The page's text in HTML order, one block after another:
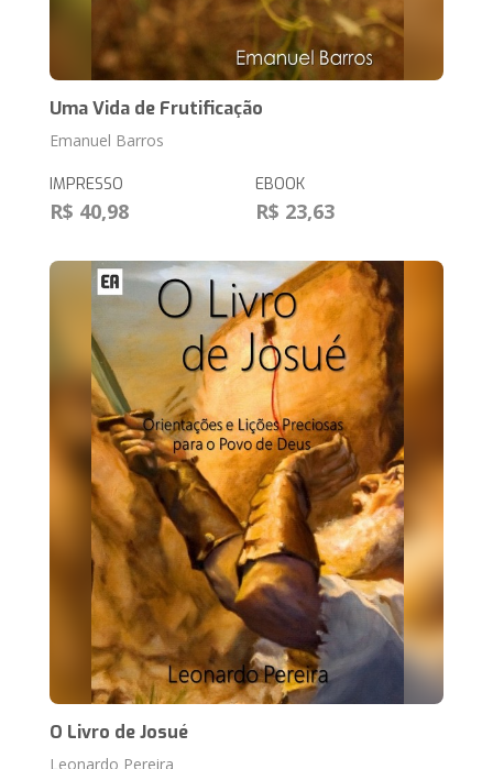
Uma Vida de Frutificação
Emanuel Barros
IMPRESSO
R$ 40,98
EBOOK
R$ 23,63
O Livro de Josué
Leonardo Pereira